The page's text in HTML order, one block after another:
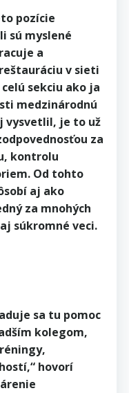
pozície
sú myslené
a
v sieti
sekciu ako ja
medzinárodnú
vysvetlil, je to už
za
kontrolu
Od tohto
aj ako
za mnohých
súkromné veci.
sa tu pomoc
kolegom,
hovorí